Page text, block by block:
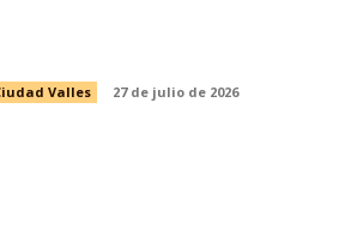
Valles 27 de julio de 2026